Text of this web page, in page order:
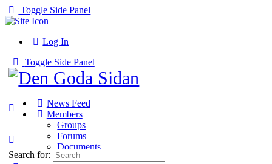
Toggle Side Panel
Log In
Toggle Side Panel
News Feed
Members
Groups
Forums
Documents
Search for: